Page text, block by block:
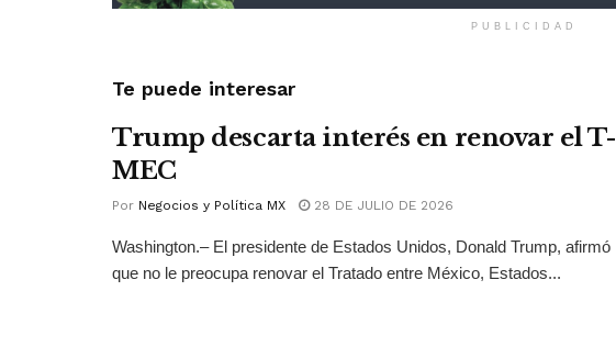
PUBLICIDAD
Te puede interesar
Trump descarta interés en renovar el T-
MEC
Por Negocios y Política MX 28 DE JULIO DE 2026
Washington.– El presidente de Estados Unidos, Donald Trump, afirmó
que no le preocupa renovar el Tratado entre México, Estados...